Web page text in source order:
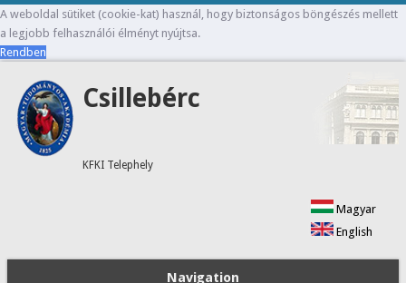
A weboldal sütiket (cookie-kat) használ, hogy biztonságos böngészés mellett
a legjobb felhasználói élményt nyújtsa.
Rendben
Csillebérc
KFKI Telephely
Magyar
English
Navigation